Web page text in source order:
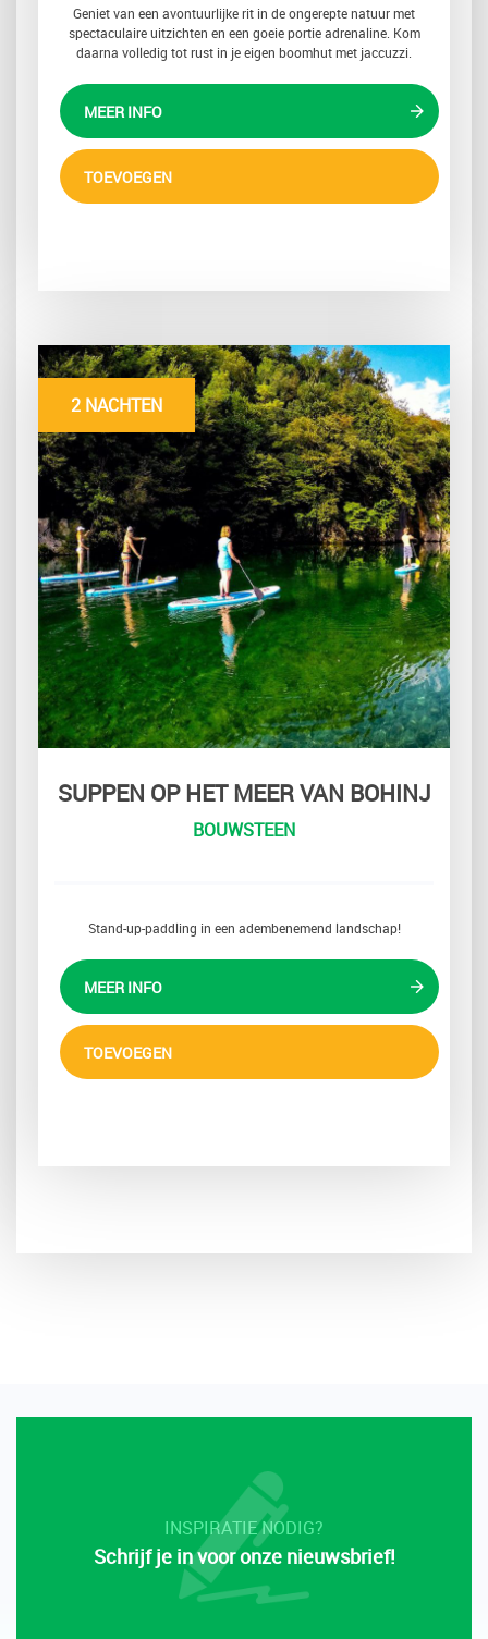
Geniet van een avontuurlijke rit in de ongerepte natuur met
spectaculaire uitzichten en een goeie portie adrenaline. Kom
daarna volledig tot rust in je eigen boomhut met jaccuzzi.
MEER INFO
TOEVOEGEN
2 NACHTEN
SUPPEN OP HET MEER VAN BOHINJ
BOUWSTEEN
Stand-up-paddling in een adembenemend landschap!
MEER INFO
TOEVOEGEN
INSPIRATIE NODIG?
Schrijf je in voor onze nieuwsbrief!